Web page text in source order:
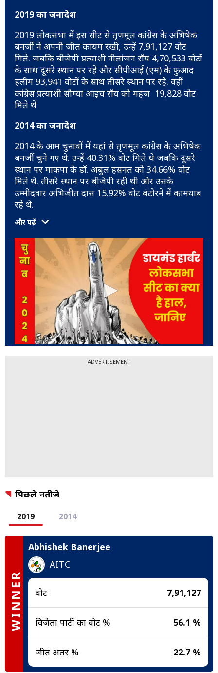
2019 का जनादेश
2019 लोकसभा में इस सीट से तृणमूल कांग्रेस के अभिषेक
बनर्जी ने अपनी जीत कायम रखी, उन्हें 7,91,127 वोट
मिले. जबकि बीजेपी प्रत्याशी नीलांजन रॉय 4,70,533 वोटों
के साथ दूसरे स्थान पर रहे और सीपीआई (एम) के फुआद
हलीम 93,941 वोटों के साथ तीसरे स्थान पर रहे. वहीं
कांग्रेस प्रत्याशी सौम्या आइच रॉय को महज 19,828 वोट
मिले थें
2014 का जनादेश
2014 के आम चुनावों में यहां से तृणमूल कांग्रेस के अभिषेक
बनर्जी चुने गए थे. उन्हें 40.31% वोट मिले थे जबकि दूसरे
स्थान पर माकपा के डॉ. अबुल हसनत को 34.66% वोट
मिले थे. तीसरे स्थान पर बीजेपी रही थी और उसके
उम्मीदवार अभिजीत दास 15.92% वोट बंटोरने में कामयाब
रहे थे.
और पढ़ें
ADVERTISEMENT
पिछले नतीजे
2019 2014
WINNER
Abhishek Banerjee
AITC
वोट 7,91,127
विजेता पार्टी का वोट % 56.1 %
जीत अंतर % 22.7 %